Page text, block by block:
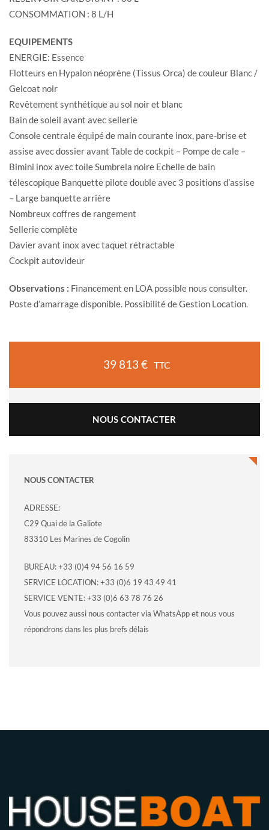
CONSOMMATION : 8 L/H
EQUIPEMENTS
ENERGIE: Essence
Flotteurs en Hypalon néoprène (Tissus Orca) de couleur Blanc /
Gelcoat noir
Revêtement synthétique au sol noir et blanc
Bain de soleil avant avec sellerie
Console centrale équipé de main courante inox, pare-brise et
assise avec dossier avant Table de cockpit – Pompe de cale –
Bimini inox avec toile Sumbrela noire Echelle de bain
télescopique Banquette pilote double avec 3 positions d’assise
– Large banquette arrière
Nombreux coffres de rangement
Sellerie complète
Davier avant inox avec taquet rétractable
Cockpit autovideur
Observations : Financement en LOA possible nous consulter.
Poste d’amarrage disponible. Possibilité de Gestion Location.
39 813 € TTC
NOUS CONTACTER
NOUS CONTACTER
ADRESSE:
C29 Quai de la Galiote
83310 Les Marines de Cogolin
BUREAU: +33 (0)4 94 56 16 59
SERVICE LOCATION: +33 (0)6 19 43 49 41
SERVICE VENTE: +33 (0)6 63 78 76 26
Vous pouvez aussi nous contacter via WhatsApp et nous vous
répondrons dans les plus brefs délais